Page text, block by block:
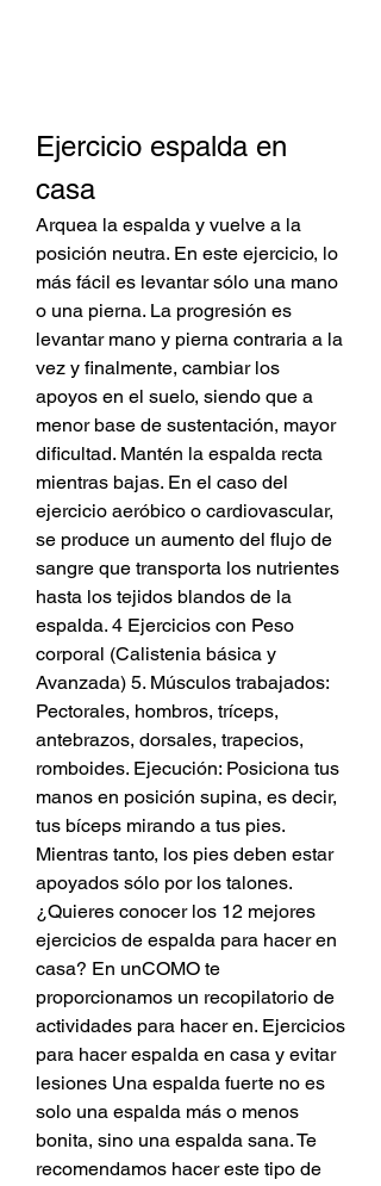
Ejercicio espalda en
casa
Arquea la espalda y vuelve a la
posición neutra. En este ejercicio, lo
más fácil es levantar sólo una mano
o una pierna. La progresión es
levantar mano y pierna contraria a la
vez y finalmente, cambiar los
apoyos en el suelo, siendo que a
menor base de sustentación, mayor
dificultad. Mantén la espalda recta
mientras bajas. En el caso del
ejercicio aeróbico o cardiovascular,
se produce un aumento del flujo de
sangre que transporta los nutrientes
hasta los tejidos blandos de la
espalda. 4 Ejercicios con Peso
corporal (Calistenia básica y
Avanzada) 5. Músculos trabajados:
Pectorales, hombros, tríceps,
antebrazos, dorsales, trapecios,
romboides. Ejecución: Posiciona tus
manos en posición supina, es decir,
tus bíceps mirando a tus pies.
Mientras tanto, los pies deben estar
apoyados sólo por los talones.
¿Quieres conocer los 12 mejores
ejercicios de espalda para hacer en
casa? En unCOMO te
proporcionamos un recopilatorio de
actividades para hacer en. Ejercicios
para hacer espalda en casa y evitar
lesiones Una espalda fuerte no es
solo una espalda más o menos
bonita, sino una espalda sana. Te
recomendamos hacer este tipo de